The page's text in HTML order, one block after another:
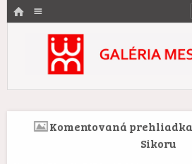
HOME
Galéria mesta Levoča
Komentovaná
Sikoru